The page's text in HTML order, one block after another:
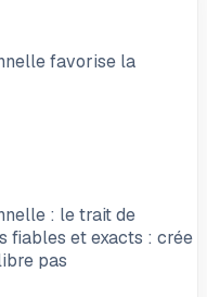
favorise la
: le trait de
fiables et exacts : crée
pas